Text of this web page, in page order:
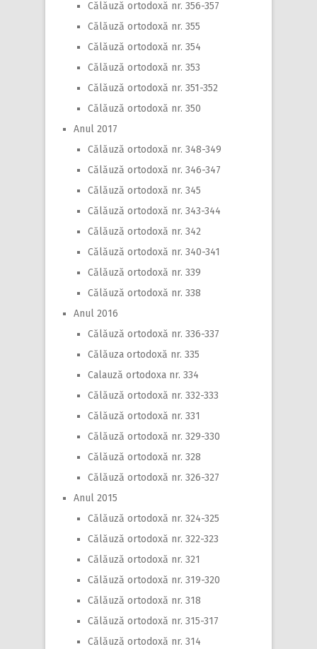
Călăuză ortodoxă nr. 356-357
Călăuză ortodoxă nr. 355
Călăuză ortodoxă nr. 354
Călăuză ortodoxă nr. 353
Călăuză ortodoxă nr. 351-352
Călăuză ortodoxă nr. 350
Anul 2017
Călăuză ortodoxă nr. 348-349
Călăuză ortodoxă nr. 346-347
Călăuză ortodoxă nr. 345
Călăuză ortodoxă nr. 343-344
Călăuză ortodoxă nr. 342
Călăuză ortodoxă nr. 340-341
Călăuză ortodoxă nr. 339
Călăuză ortodoxă nr. 338
Anul 2016
Călăuză ortodoxă nr. 336-337
Călăuza ortodoxă nr. 335
Calauză ortodoxa nr. 334
Călăuză ortodoxă nr. 332-333
Călăuză ortodoxă nr. 331
Călăuză ortodoxă nr. 329-330
Călăuză ortodoxă nr. 328
Călăuză ortodoxă nr. 326-327
Anul 2015
Călăuză ortodoxă nr. 324-325
Călăuză ortodoxă nr. 322-323
Călăuză ortodoxă nr. 321
Călăuză ortodoxă nr. 319-320
Călăuză ortodoxă nr. 318
Călăuză ortodoxă nr. 315-317
Călăuză ortodoxă nr. 314